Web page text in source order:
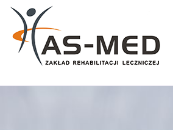
Skip
content